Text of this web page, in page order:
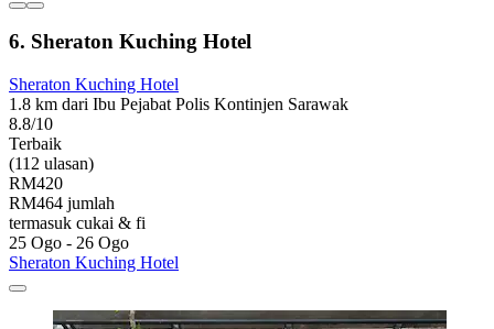
6. Sheraton Kuching Hotel
Sheraton Kuching Hotel
1.8 km dari Ibu Pejabat Polis Kontinjen Sarawak
8.8/10
Terbaik
(112 ulasan)
RM420
RM464 jumlah
termasuk cukai & fi
25 Ogo - 26 Ogo
Sheraton Kuching Hotel